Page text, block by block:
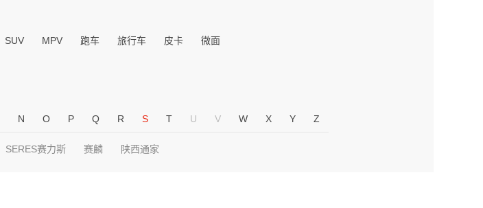
SUV MPV 跑车 旅行车 皮卡 微面
N O P Q R S T U V W X Y Z
SERES赛力斯 赛麟 陕西通家